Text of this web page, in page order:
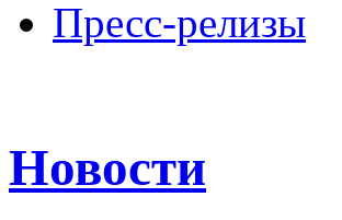
Пресс-релизы
Новости